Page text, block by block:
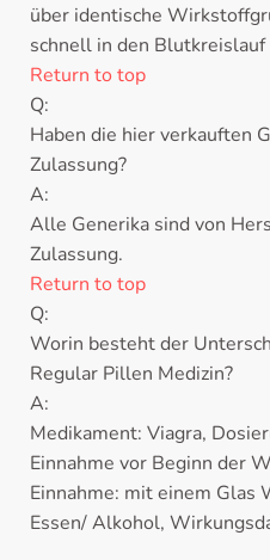
über identische
schnell in den
Return to top
Q:
Haben die hier verkauften
Zulassung?
A:
Alle Generika sind von
Zulassung.
Return to top
Q:
Worin besteht der
Regular Pillen Medizin?
A:
Medikament: Viagra,
Einnahme vor Beginn der
Einnahme: mit einem Glas
Essen/ Alkohol,